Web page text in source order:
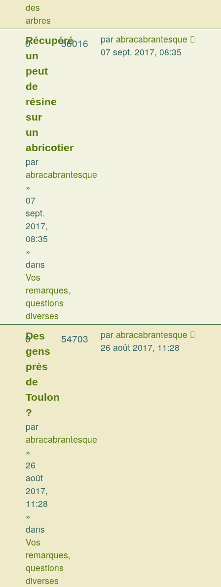
des
arbres
Récupéré
un
peut
de
résine
sur
un
abricotier
par
abracabrantesque
»
07
sept.
2017,
08:35
»
dans
Vos
remarques,
questions
diverses
0 56016 par abracabrantesque
07 sept. 2017, 08:35
Des
gens
près
de
Toulon
?
par
abracabrantesque
»
26
août
2017,
11:28
»
dans
Vos
remarques,
questions
diverses
0 54703 par abracabrantesque
26 août 2017, 11:28